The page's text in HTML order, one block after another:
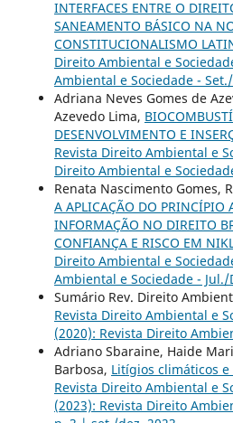
INTERFACES ENTRE O
SANEAMENTO BÁSICO NA
CONSTITUCIONALISMO
Direito Ambiental e
Ambiental e Sociedade -
Adriana Neves Gomes de
Azevedo Lima,
DESENVOLVIMENTO E
Revista Direito Ambiental e
Direito Ambiental e
Renata Nascimento Gomes,
A APLICAÇÃO DO PRINCÍPIO
INFORMAÇÃO NO DIREITO
CONFIANÇA E RISCO EM
Direito Ambiental e
Ambiental e Sociedade - Jul./
Sumário Rev. Direito
Revista Direito Ambiental e
(2020): Revista Direito
Adriano Sbaraine, Haide
Barbosa, Litígios climáticos
Revista Direito Ambiental e
(2023): Revista Direito